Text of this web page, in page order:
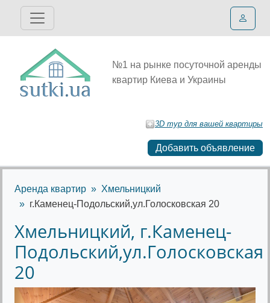
№1 на рынке посуточной аренды
квартир Киева и Украины
3D тур для вашей квартиры
Добавить объявление
Аренда квартир
Хмельницкий
г.Каменец-Подольский,ул.Голосковская 20
Хмельницкий, г.Каменец-
Подольский,ул.Голосковская
20